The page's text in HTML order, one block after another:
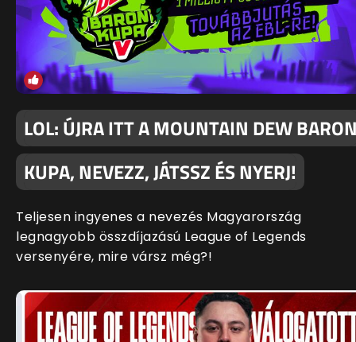
LOL: ÚJRA ITT A MOUNTAIN DEW
KUPA, NEVEZZ, JÁTSSZ ÉS NYERJ!
Teljesen ingyenes a nevezés Magyarország
legnagyobb összdíjazású League of Legends
versenyére, mire vársz még?!